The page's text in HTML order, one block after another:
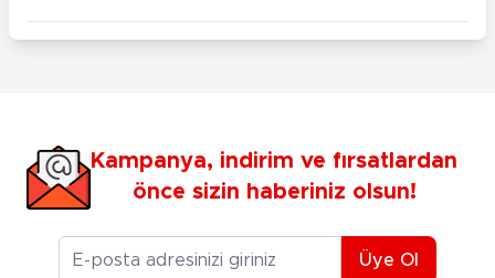
Kampanya, indirim ve fırsatlardan
önce sizin haberiniz olsun!
E-posta Adresiniz
Üye Ol